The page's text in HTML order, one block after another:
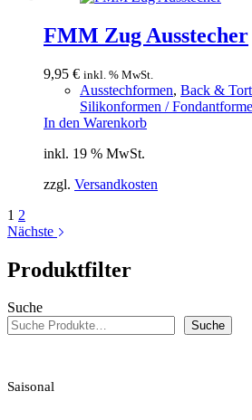
FMM Zug Ausstecher
9,95 € inkl. % MwSt.
Ausstechformen, Back &
Silikonformen /
In den Warenkorb
inkl. 19 % MwSt.
zzgl. Versandkosten
1 2
Nächste
Produktfilter
Suche
Suche
Saisonal